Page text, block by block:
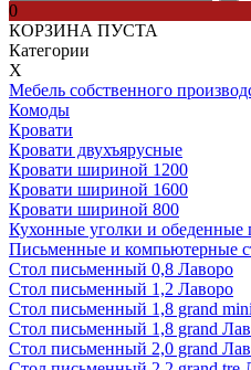
0
КОРЗИНА ПУСТА
Категории
Х
Мебель собственного
Комоды
Кровати
Кровати двухъярусные
Кровати шириной 1200
Кровати шириной 1600
Кровати шириной 800
Кухонные уголки и обеденные
Письменные и компьютерные
Стол письменный 0,8 Лаворо
Стол письменный 1,2 Лаворо
Стол письменный 1,8 grand
Стол письменный 1,8 grand
Стол письменный 2,0 grand